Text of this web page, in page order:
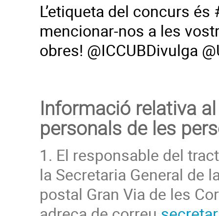
L’etiqueta del concurs
mencionar-nos a les
obres! @ICCUBDivulga
Informació relativa
personals de les
1. El responsable del
la Secretaria General de
postal Gran Via de les